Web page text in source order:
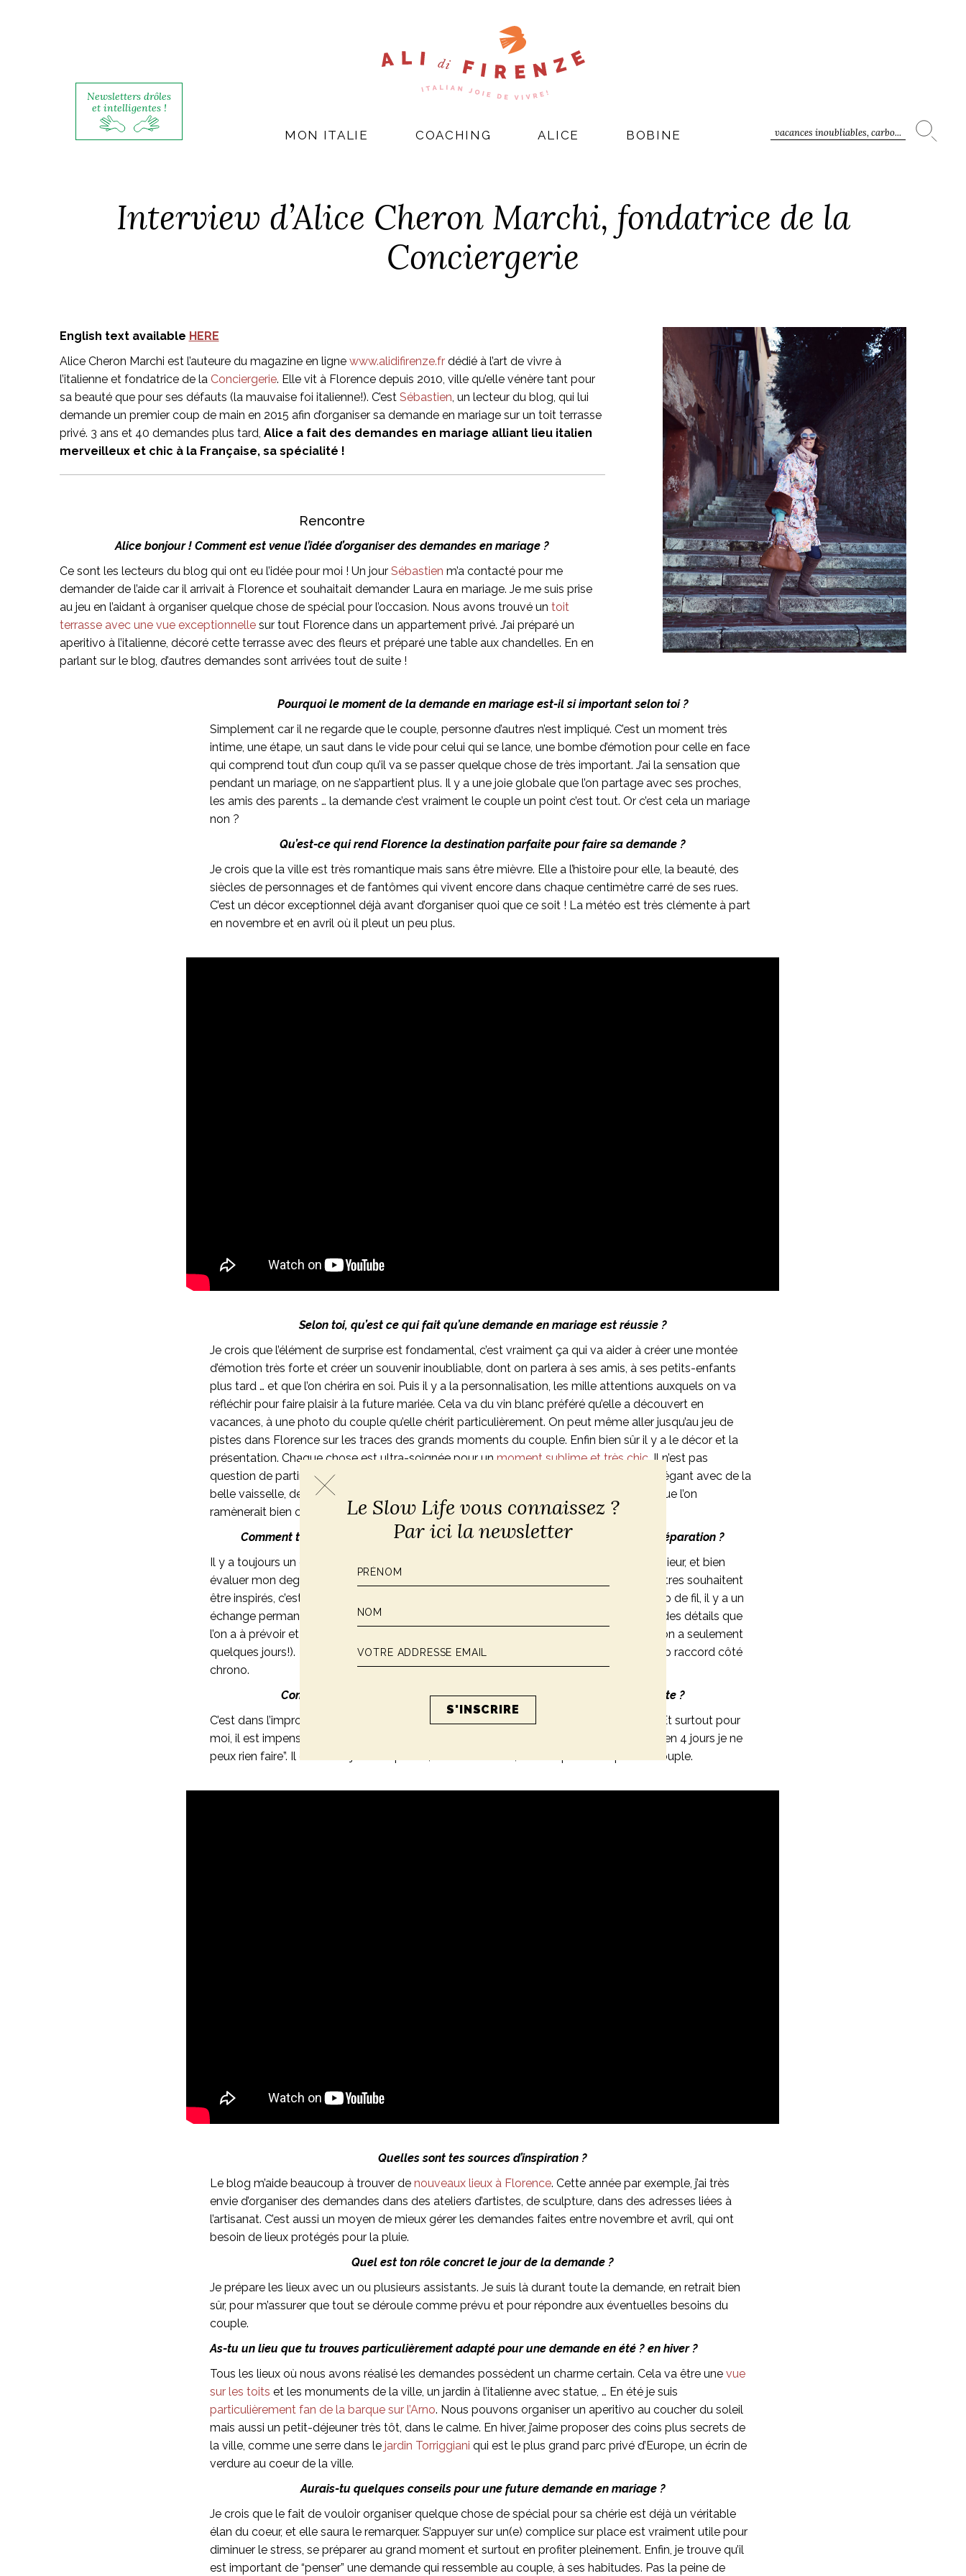
Newsletters drôles
et intelligentes !
vacances inoubliables, carbo...
MON ITALIE COACHING ALICE BOBINE
Interview d’Alice Cheron Marchi, fondatrice de la
Conciergerie
English text available HERE
Alice Cheron Marchi est l’auteure du magazine en ligne www.alidifirenze.frdédié à l’art de vivre à
l’italienne et fondatrice de la Conciergerie. Elle vit à Florence depuis 2010, ville qu’elle vénère tant pour
sa beauté que pour ses défauts (la mauvaise foi italienne!). C’est Sébastien, un lecteur du blog, qui lui
demande un premier coup de main en 2015 afin d’organiser sa demande en mariage sur un toit terrasse
privé. 3 ans et 40 demandes plus tard, Alice a fait des demandes en mariage alliant lieu italien
merveilleux et chic à la Française, sa spécialité !
Rencontre
Alice bonjour ! Comment est venue l’idée d’organiser des demandes en mariage ?
Ce sont les lecteurs du blog qui ont eu l’idée pour moi ! Un jour Sébastien m’a contacté pour me
demander de l’aide car il arrivait à Florence et souhaitait demander Laura en mariage. Je me suis prise
au jeu en l’aidant à organiser quelque chose de spécial pour l’occasion. Nous avons trouvé un toit
terrasse avec une vue exceptionnellesur tout Florence dans un appartement privé. J’ai préparé un
aperitivo à l’italienne, décoré cette terrasse avec des fleurs et préparé une table aux chandelles. En en
parlant sur le blog, d’autres demandes sont arrivées tout de suite !
Pourquoi le moment de la demande en mariage est-il si important selon toi ?
Simplement car il ne regarde que le couple, personne d’autres n’est impliqué. C’est un moment très
intime, une étape, un saut dans le vide pour celui qui se lance, une bombe d’émotion pour celle en face
qui comprend tout d’un coup qu’il va se passer quelque chose de très important. J’ai la sensation que
pendant un mariage, on ne s’appartient plus. Il y a une joie globale que l’on partage avec ses proches,
les amis des parents … la demande c’est vraiment le couple un point c’est tout. Or c’est cela un mariage
non ?
Qu’est-ce qui rend Florence la destination parfaite pour faire sa demande ?
Je crois que la ville est très romantique mais sans être mièvre. Elle a l’histoire pour elle, la beauté, des
siècles de personnages et de fantômes qui vivent encore dans chaque centimètre carré de ses rues.
C’est un décor exceptionnel déjà avant d’organiser quoi que ce soit ! La météo est très clémente à part
en novembre et en avril où il pleut un peu plus.
Selon toi, qu’est ce qui fait qu’une demande en mariage est réussie ?
Je crois que l’élément de surprise est fondamental, c’est vraiment ça qui va aider à créer une montée
d’émotion très forte et créer un souvenir inoubliable, dont on parlera à ses amis, à ses petits-enfants
plus tard … et que l’on chérira en soi. Puis il y a la personnalisation, les mille attentions auxquels on va
réfléchir pour faire plaisir à la future mariée. Cela va du vin blanc préféré qu’elle a découvert en
vacances, à une photo du couple qu’elle chérit particulièrement. On peut même aller jusqu’au jeu de
pistes dans Florence sur les traces des grands moments du couple. Enfin bien sûr il y a le décor et la
présentation. Chaque chose est ultra-soignée pour unmoment sublime et très chic. Il n’est pas
question de partir dans des détails kitchs, j’aime préparer pour le couple un moment élégant avec de la
belle vaisselle, des compositions de fleurs très naturelles, des coussins confortables que l’on
ramènerait bien chez soi …
Comment travailles-tu avec le futur marié ? Quelles sont les étapes dans la préparation ?
Il y a toujours un échange téléphonique au début pour comprendre les envies de Monsieur, et bien
évaluer mon degré d’implication dans l’idée. Certains ont les idées très très claires, d’autres souhaitent
être inspirés, c’est à moi de m’adapter en fonction des cas et des envies. Après ce coup de fil, il y a un
échange permanent par emails, ça va de une à plusieurs fois par semaine en fonction des détails que
l’on a à prévoir et bien sûr du nombre de semaines à dispo pour tout préparer (parfois on a seulement
quelques jours!). Le Jour J, il n’est pas rare que l’on échange sur Whatsapp pour être top raccord côté
chrono.
Combien de temps sont nécessaires pour préparer une demande parfaite ?
C’est dans l’improvisation de dernière minute que j’ai réussi les plus belles demandes ! Et surtout pour
moi, il est impensable de laisser un futur marié sur le carreau en lui disant, “non désolé, en 4 jours je ne
peux rien faire”. Il existe toujours un plan B, une bonne idée, un lieu qui est fait pour le couple.
Quelles sont tes sources d’inspiration ?
Le blog m’aide beaucoup à trouver denouveaux lieux à Florence. Cette année par exemple, j’ai très
envie d’organiser des demandes dans des ateliers d’artistes, de sculpture, dans des adresses liées à
l’artisanat. C’est aussi un moyen de mieux gérer les demandes faites entre novembre et avril, qui ont
besoin de lieux protégés pour la pluie.
Quel est ton rôle concret le jour de la demande ?
Je prépare les lieux avec un ou plusieurs assistants. Je suis là durant toute la demande, en retrait bien
sûr, pour m’assurer que tout se déroule comme prévu et pour répondre aux éventuelles besoins du
couple.
As-tu un lieu que tu trouves particulièrement adapté pour une demande en été ? en hiver ?
Tous les lieux où nous avons réalisé les demandes possèdent un charme certain. Cela va être unevue
sur les toits et les monuments de la ville, un jardin à l’italienne avec statue, … En été je suis
particulièrement fan de la barque sur l’Arno. Nous pouvons organiser un aperitivo au coucher du soleil
mais aussi un petit-déjeuner très tôt, dans le calme. En hiver, j’aime proposer des coins plus secrets de
la ville, comme une serre dans lejardin Torriggiani qui est le plus grand parc privé d’Europe, un écrin de
verdure au coeur de la ville.
Aurais-tu quelques conseils pour une future demande en mariage ?
Je crois que le fait de vouloir organiser quelque chose de spécial pour sa chérie est déjà un véritable
élan du coeur, et elle saura le remarquer. S’appuyer sur un(e) complice sur place est vraiment utile pour
diminuer le stress, se préparer au grand moment et surtout en profiter pleinement. Enfin, je trouve qu’il
est important de “penser” une demande qui ressemble au couple, à ses habitudes. Pas la peine de
Le Slow Life vous connaissez ?
Par ici la newsletter